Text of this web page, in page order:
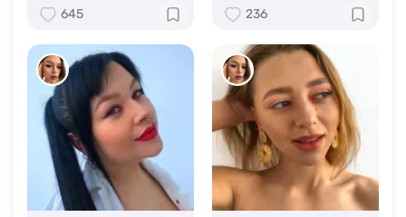
645 236